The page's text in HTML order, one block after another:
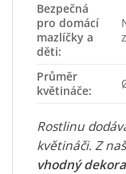
Bezpečná
pro domácí
mazlíčky a
děti:
Průměr
květináče:
Rostlinu
květináči. Z
vhodný